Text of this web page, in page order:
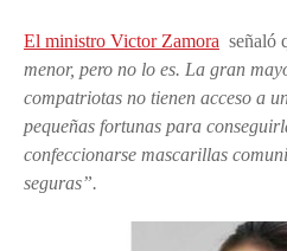
El ministro Victor Zamora señaló
menor, pero no lo es. La gran
compatriotas no tienen acceso a
pequeñas fortunas para
confeccionarse mascarillas
seguras”.